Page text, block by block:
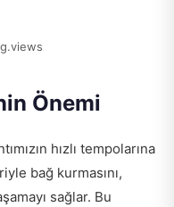
Önemi
hızlı tempolarına
bağ kurmasını,
sağlar. Bu